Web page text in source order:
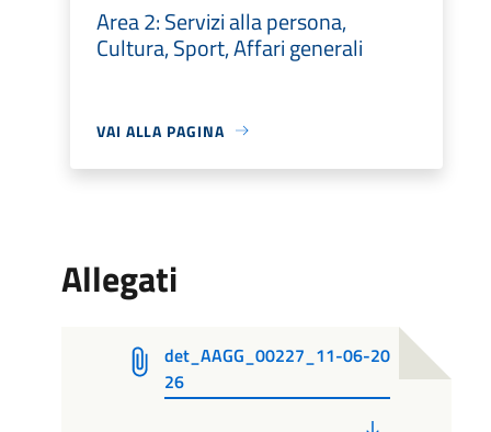
Area 2: Servizi alla persona,
Cultura, Sport, Affari generali
VAI ALLA PAGINA
Allegati
det_AAGG_00227_11-06-20
26